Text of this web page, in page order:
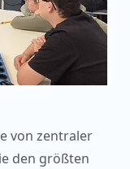
von zentraler
den größten